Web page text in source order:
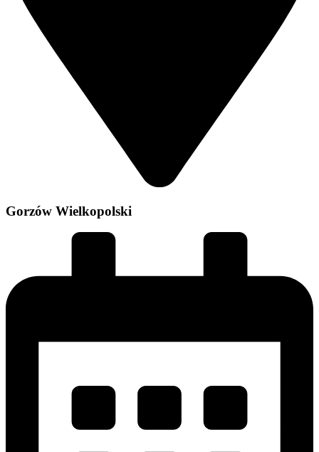
Gorzów Wielkopolski